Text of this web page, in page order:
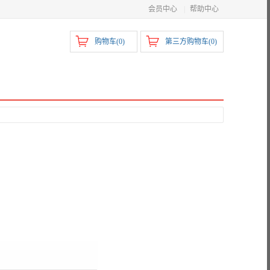
会员中心 帮助中心
第三方购物车(0)
购物车(0)